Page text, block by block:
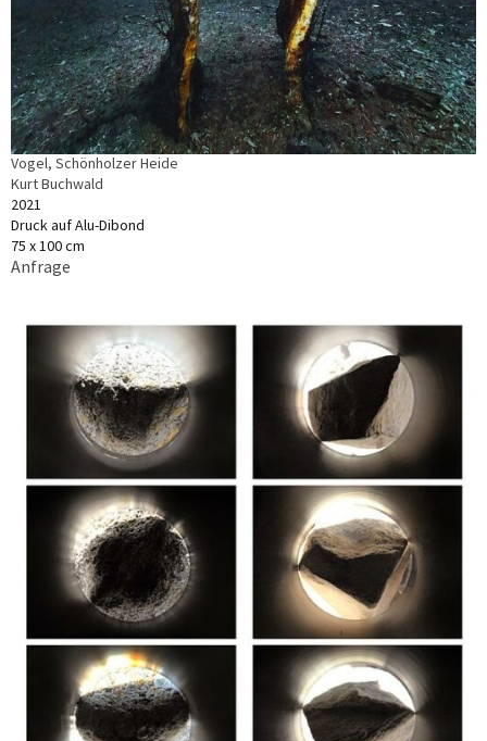
Vogel, Schönholzer Heide
Kurt Buchwald
2021
Druck auf Alu-Dibond
75 x 100 cm
Anfrage